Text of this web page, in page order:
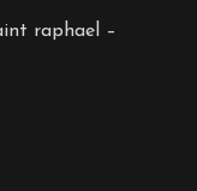
raphael –